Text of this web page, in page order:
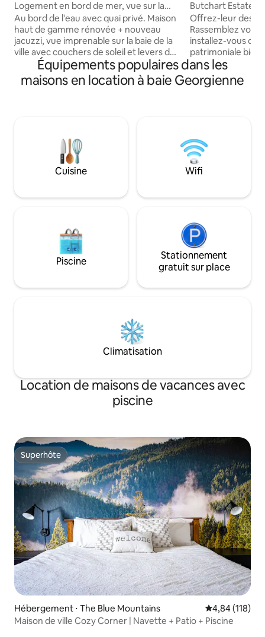
Logement en bord de mer, vue sur la
ville/le coucher du soleil et à quelques
pas de la plage
Au bord de l'eau avec quai privé. Maison
haut de gamme rénovée + nouveau
jacuzzi, vue imprenable sur la baie de la
ville avec couchers de soleil et levers de
soleil en été. Marches vers la plage et le
parc de Minet 's Point. 4 chambres
appropriées et 2 canapés gigognes
disponible sur le parking à côté.
Barbecue à gaz, foyer, 2x gaz FP, Wifi
rapide et télévision 77", wshr/dryr.
48amp EV pwr. À quelques minutes de la
Seadoo/bateaux. À distance de marche
pêche sur glace
d
Butchart Estate :
couper le souffle
Offrez-leur des
Rassemblez
installez-vous
patrimoniale bien
quelques jours.
gastronomique,
votre piscine
nos collines, nos
rivières, le Bruce
baie Georgienne.
la musique, les
quelques pas de
Équipements populaires dans les
maisons en location à baie Georgienne
Cuisine Wifi
Piscine
Stationnement
gratuit sur place
Climatisation
Location de maisons de vacances avec
piscine
Superhôte
Superhôte
Hébergement ⋅ The Blue Mountains Évaluation
4,84 (118)
Maison de ville Cozy Corner | Navette + Patio + Piscine